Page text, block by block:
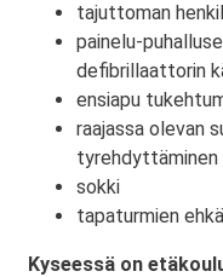
tajuttoman
painelu-
defibrillaattorin
ensiapu
raajassa olevan
tyrehdyttäminen
sokki
tapaturmien
Kyseessä on